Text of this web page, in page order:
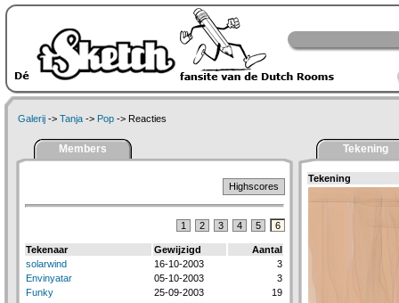
Galerij -> Tanja -> Pop -> Reacties
Members
Highscores
1 2 3 4 5 6
Tekenaar Gewijzigd
Aantal
solarwind
16-10-2003
3
Envinyatar
05-10-2003
3
Funky
25-09-2003
19
Tekening
Tekening